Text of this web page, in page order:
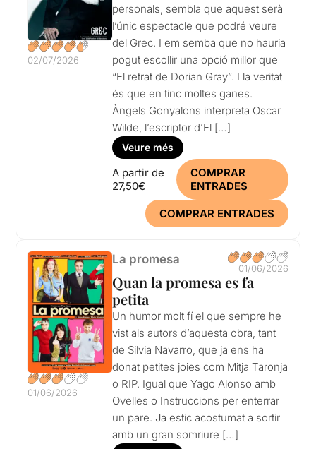
02/07/2026
personals, sembla que aquest serà
l’únic espectacle que podré veure
del Grec. I em semba que no hauria
pogut escollir una opció millor que
“El retrat de Dorian Gray”. I la veritat
és que en tinc moltes ganes.
Àngels Gonyalons interpreta Oscar
Wilde, l’escriptor d’El […]
Veure més
A partir de
27,50€
COMPRAR
ENTRADES
COMPRAR ENTRADES
01/06/2026
La promesa
01/06/2026
Quan la promesa es fa
petita
Un humor molt fí el que sempre he
vist als autors d’aquesta obra, tant
de Silvia Navarro, que ja ens ha
donat petites joies com Mitja Taronja
o RIP. Igual que Yago Alonso amb
Ovelles o Instruccions per enterrar
un pare. Ja estic acostumat a sortir
amb un gran somriure […]